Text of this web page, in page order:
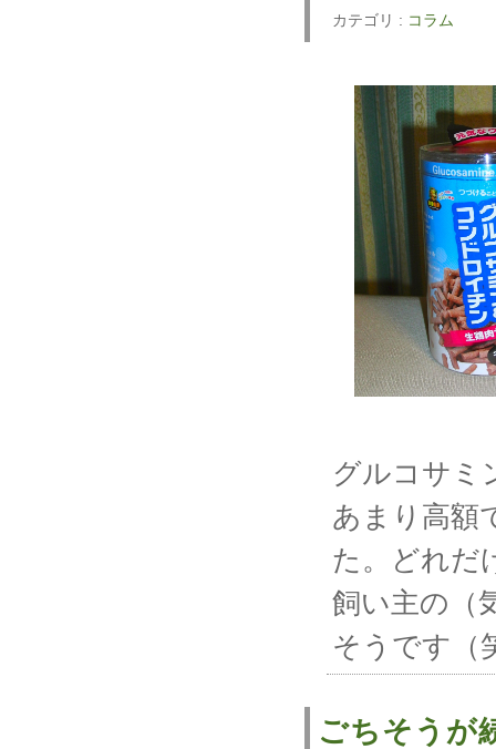
カテゴリ : コラム
グルコサミ
あまり高額
た。どれだ
飼い主の（
そうです（
ごちそう